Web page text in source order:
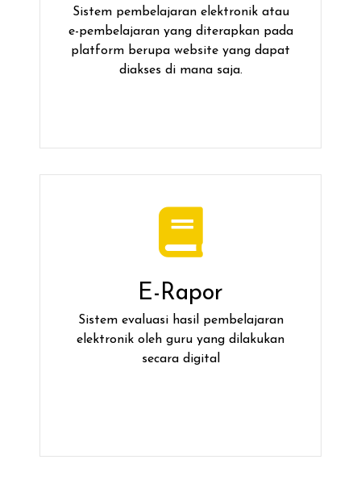
Sistem pembelajaran elektronik atau
e-pembelajaran yang diterapkan pada
platform berupa website yang dapat
diakses di mana saja.
E-Rapor
Sistem evaluasi hasil pembelajaran
elektronik oleh guru yang dilakukan
secara digital